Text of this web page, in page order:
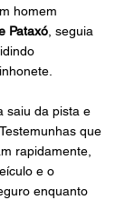
homem
Pataxó , seguia
saiu da pista e
que
rapidamente,
e o
enquanto